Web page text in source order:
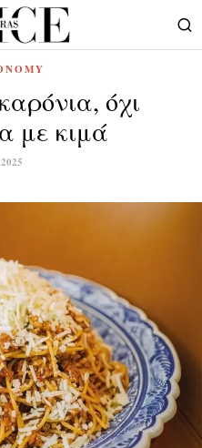
όχι
με κιμά